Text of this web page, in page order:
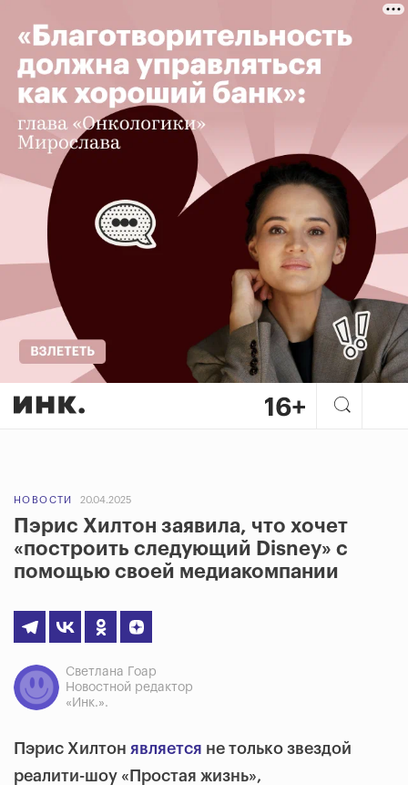
НОВОСТИ 20.04.2025
Пэрис Хилтон заявила, что хочет
«построить следующий Disney» с
помощью своей медиакомпании
Светлана Гоар
Новостной редактор
«Инк.».
Пэрис Хилтон является не только звездой
реалити-шоу «Простая жизнь»,